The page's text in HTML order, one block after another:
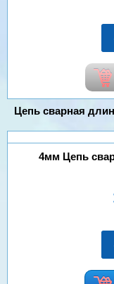
Цепь сварная
4мм Цепь